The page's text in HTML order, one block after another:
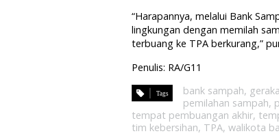
“Harapannya, melalui Bank
lingkungan dengan memilah
terbuang ke TPA berkurang,”
Penulis: RA/G11
bank sampah,
pemilahan sampah,
tempat pembuangan akhir,
tim kebersihan, TPA, walikota